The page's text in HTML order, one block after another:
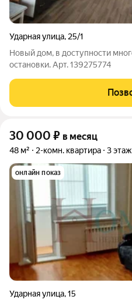
Ударная улица, 25/1
Новый дом, в доступности
остановки. Арт. 139275774
30 000 ₽ в месяц
48 м² 2-комн. квартира 3 этаж
онлайн показ
Ударная улица,15